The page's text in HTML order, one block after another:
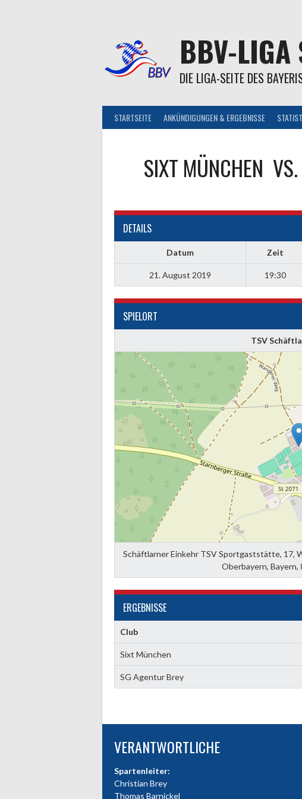
BBV-LIGA
DIE LIGA-SEITE DES
STARTSEITE ANKÜNDIGUNGEN & ERGEBNISSE
SIXT MÜNCHEN VS.
DETAILS
Datum Zeit
21. August 2019 19:30
SPIELORT
TSV
Schäftlarner Einkehr TSV Sportgaststätte, 17,
Oberbayern, Bayern,
ERGEBNISSE
Club
Sixt München
SG Agentur Brey
VERANTWORTLICHE
Spartenleiter:
Christian Brey
Thomas Barnickel